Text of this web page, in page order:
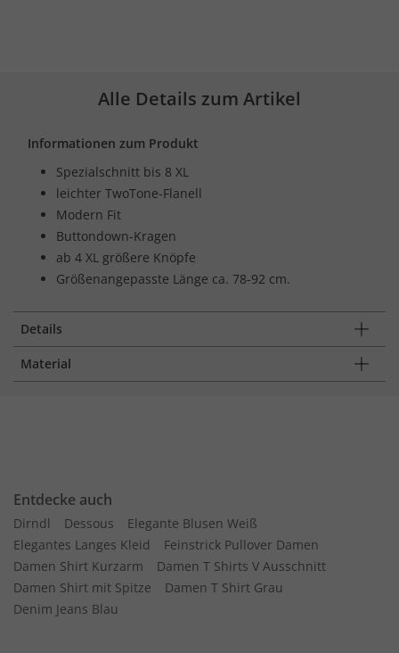
Alle Details zum Artikel
Informationen zum Produkt
Spezialschnitt bis 8 XL
leichter TwoTone-Flanell
Modern Fit
Buttondown-Kragen
ab 4 XL größere Knöpfe
Größenangepasste Länge ca. 78-92 cm.
Details
Material
Entdecke auch
Dirndl Dessous
Elegante Blusen Weiß
Elegantes Langes Kleid
Feinstrick Pullover Damen
Damen Shirt Kurzarm
Damen T Shirts V Ausschnitt
Damen Shirt mit Spitze
Damen T Shirt Grau
Denim Jeans Blau